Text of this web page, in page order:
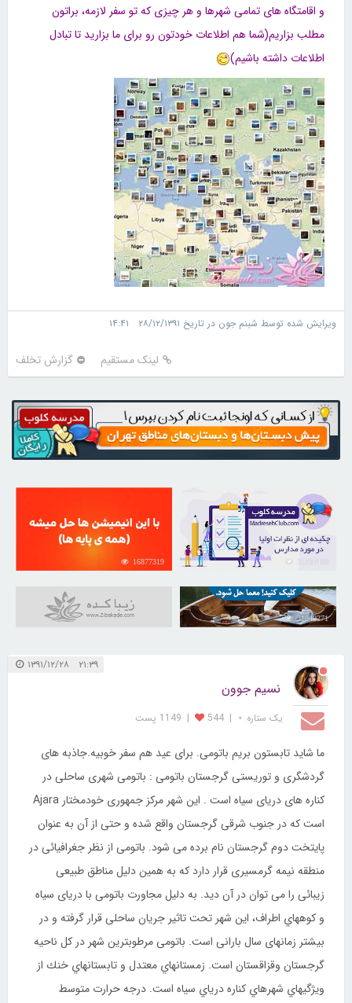
و اقامتگاه های تمامی شهرها و هر چیزی که تو سفر لازمه، براتون
مطلب بزاریم(شما هم اطلاعات خودتون رو برای ما بزارید تا تبادل
اطلاعات داشته باشیم)
ویرایش شده توسط شبنم جون در تاریخ ۲۸/۱۲/۱۳۹۱ ۱۴:۴۱
لینک مستقیم گزارش تخلف
16877319
31049271
۲۱:۳۹ ۱۳۹۱/۱۲/۲۸
نسیم جوون
یک ستاره ⋆ |
544
| 1149 پست
ما شاید تابستون بریم باتومی. برای عید هم سفر خوبیه.جاذبه های
گردشگری و توریستی گرجستان باتومی : باتومی شهری ساحلی در
کناره های دریای سیاه است . اين شهر مركز جمهوری خودمختار Ajara
است كه در جنوب شرقی گرجستان واقع شده و حتی از آن به عنوان
پایتخت دوم گرجستان نام برده می شود. باتومی از نظر جغرافیائی در
منطقه نیمه گرمسیری قرار دارد که به همین دلیل مناطق طبیعی
زیبائی را می توان در آن دید. به دلیل مجاورت باتومی با دریای سیاه
و کوههاي اطراف، این شهر تحت تاثیر جریان ساحلی قرار گرفته و در
بیشتر زمانهای سال بارانی است. باتومی مرطوبترین شهر در کل ناحیه
گرجستان وقزاقستان است. زمستانهاي معتدل و تابستانهاي خنك از
ويژگيهاي شهرهاي كناره درياي سياه است. درجه حرارت متوسط